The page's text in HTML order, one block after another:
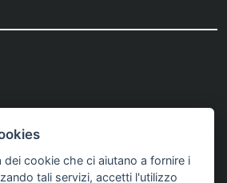
dei cookie che ci aiutano a fornire i
tali servizi, accetti l'utilizzo